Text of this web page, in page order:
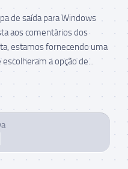
de saída para Windows
aos comentários dos
estamos fornecendo uma
a opção de...